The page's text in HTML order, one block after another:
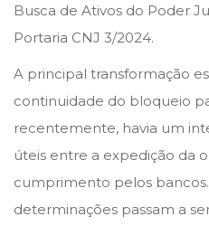
Busca de Ativos do Poder
Portaria CNJ 3/2024.
A principal transformação
continuidade do bloqueio
recentemente, havia um
úteis entre a expedição da
cumprimento pelos
determinações passam a